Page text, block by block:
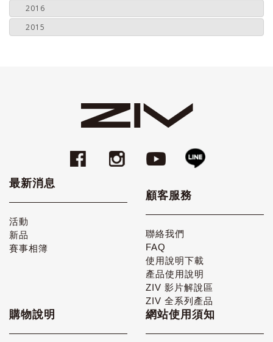
2016
2015
最新消息
活動
新品
賽事相簿
顧客服務
聯絡我們
FAQ
使用說明下載
產品使用說明
ZIV 影片解說區
ZIV 全系列產品
購物說明 網站使用須知